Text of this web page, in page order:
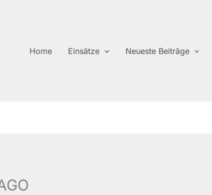
Home Einsätze Neueste Beiträge